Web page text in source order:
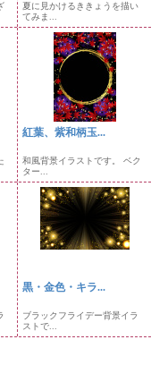
夏に見かけるききょうを描い
てみま...
紅葉、紫和柄玉...
和風背景イラストです。 ベク
ター...
黒・金色・キラ...
ブラックフライデー背景イラ
ストで...